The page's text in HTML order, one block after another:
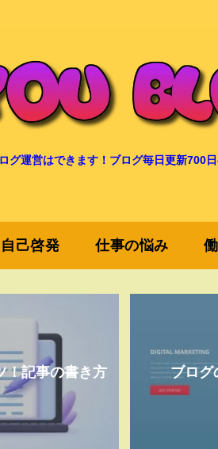
グ運営はできます！ブログ毎日更新700
自己啓発 仕事の悩み
！記事の書き方 ブログ